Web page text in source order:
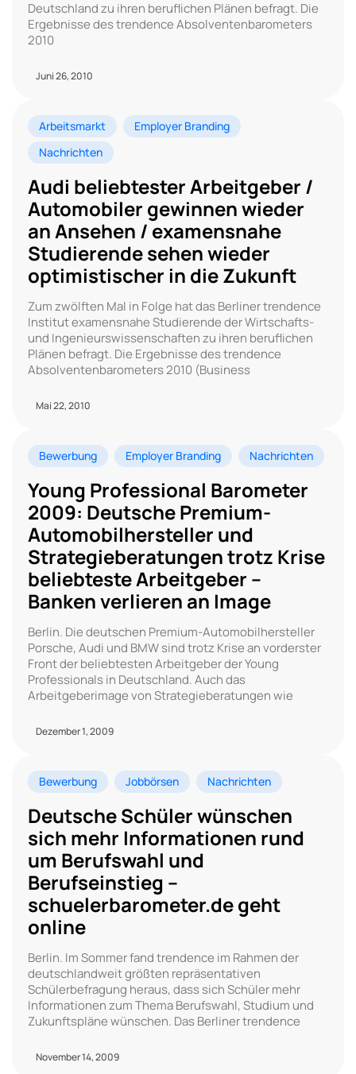
Deutschland zu ihren beruflichen Plänen befragt. Die
Ergebnisse des trendence Absolventenbarometers
2010
Juni 26, 2010
Arbeitsmarkt
Employer Branding
Nachrichten
Audi beliebtester Arbeitgeber /
Automobiler gewinnen wieder
an Ansehen / examensnahe
Studierende sehen wieder
optimistischer in die Zukunft
Zum zwölften Mal in Folge hat das Berliner trendence
Institut examensnahe Studierende der Wirtschafts-
und Ingenieurswissenschaften zu ihren beruflichen
Plänen befragt. Die Ergebnisse des trendence
Absolventenbarometers 2010 (Business
Mai 22, 2010
Bewerbung Employer Branding Nachrichten
Young Professional Barometer
2009: Deutsche Premium-
Automobilhersteller und
Strategieberatungen trotz Krise
beliebteste Arbeitgeber –
Banken verlieren an Image
Berlin. Die deutschen Premium-Automobilhersteller
Porsche, Audi und BMW sind trotz Krise an vorderster
Front der beliebtesten Arbeitgeber der Young
Professionals in Deutschland. Auch das
Arbeitgeberimage von Strategieberatungen wie
Dezember 1, 2009
Bewerbung Jobbörsen Nachrichten
Deutsche Schüler wünschen
sich mehr Informationen rund
um Berufswahl und
Berufseinstieg –
schuelerbarometer.de geht
online
Berlin. Im Sommer fand trendence im Rahmen der
deutschlandweit größten repräsentativen
Schülerbefragung heraus, dass sich Schüler mehr
Informationen zum Thema Berufswahl, Studium und
Zukunftspläne wünschen. Das Berliner trendence
November 14, 2009